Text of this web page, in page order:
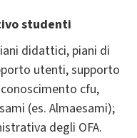
studenti
didattici, piani di
utenti, supporto
cfu,
(es. Almaesami);
degli OFA.